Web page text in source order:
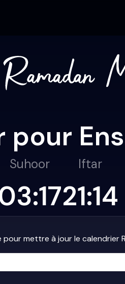
pour
Suhoor Iftar
21:14
pour mettre à jour le calendrier